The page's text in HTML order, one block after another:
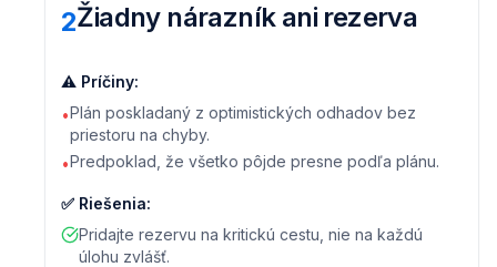
2Žiadny nárazník ani rezerva
⚠️ Príčiny:
•Plán poskladaný z optimistických odhadov bez
priestoru na chyby.
•Predpoklad, že všetko pôjde presne podľa plánu.
✅ Riešenia:
Pridajte rezervu na kritickú cestu, nie na každú
úlohu zvlášť.